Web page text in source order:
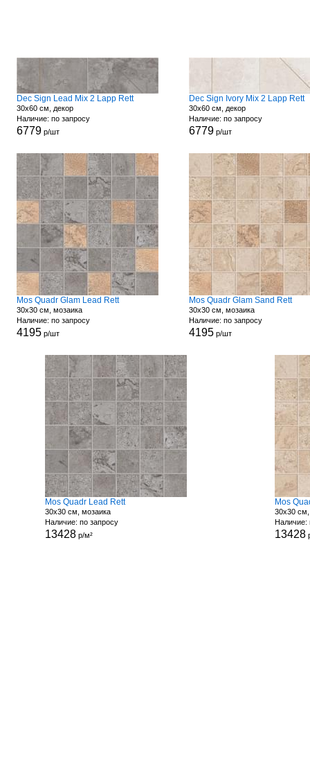
Dec Sign Lead Mix 2 Lapp Rett
30x60 см, декор
Наличие: по запросу
6779р/шт
Dec Sign Ivory Mix 2 Lapp Rett
30x60 см, декор
Наличие: по запросу
6779р/шт
Mos Quadr Glam Lead Rett
30x30 см, мозаика
Наличие: по запросу
4195р/шт
Mos Quadr Glam Sand Rett
30x30 см, мозаика
Наличие: по запросу
4195р/шт
Mos Quadr Lead Rett
30x30 см, мозаика
Наличие: по запросу
13428 р/м²
Mos
30x30
Наличие:
13428